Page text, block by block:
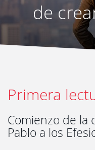
de
Primera
Comienzo de la
Pablo a los